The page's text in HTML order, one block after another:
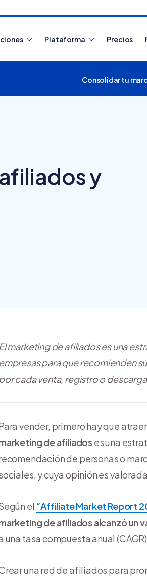
Plataforma Precios
Consolidar tu
y
El marketing de afiliados es una
empresas para que recomienden
cada venta, registro o
vender, primero hay que
de afiliados es una
de personas o
y cuya opinión es
el “Affiliate Market Report
de afiliados alcanzó un
una tasa compuesta anual
una red de afiliados para